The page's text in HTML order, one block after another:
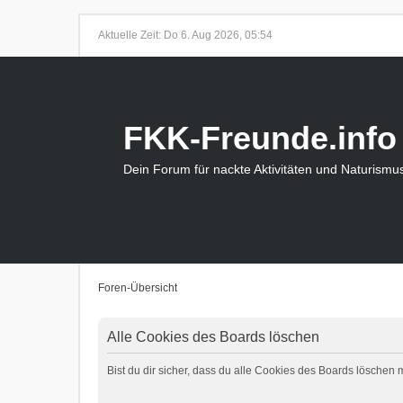
Aktuelle Zeit: Do 6. Aug 2026, 05:54
FKK-Freunde.info
Dein Forum für nackte Aktivitäten und
Foren-Übersicht
Alle Cookies des Boards löschen
Bist du dir sicher, dass du alle Cookies des Boards löschen